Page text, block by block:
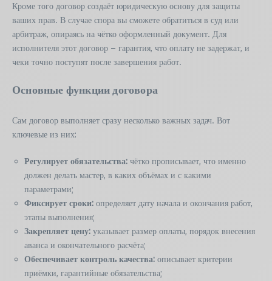
Кроме того договор создаёт юридическую основу для защиты
ваших прав. В случае спора вы сможете обратиться в суд или
арбитраж, опираясь на чётко оформленный документ. Для
исполнителя этот договор – гарантия, что оплату не задержат, и
чеки точно поступят после завершения работ.
Основные функции договора
Сам договор выполняет сразу несколько важных задач. Вот
ключевые из них:
Регулирует обязательства: чётко прописывает, что именно
должен делать мастер, в каких объёмах и с какими
параметрами;
Фиксирует сроки: определяет дату начала и окончания работ,
этапы выполнения;
Закрепляет цену: указывает размер оплаты, порядок внесения
аванса и окончательного расчёта;
Обеспечивает контроль качества: описывает критерии
приёмки, гарантийные обязательства;